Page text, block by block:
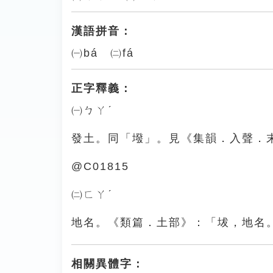
漢語拼音：
㈠bá ㈡fá
正字釋義：
㈠ㄅㄚˊ
發土。同「墢」。見《集韻．入聲．
@C01815
㈡ㄈㄚˊ
地名。《類篇．土部》：「坺，地名
相關異體字：